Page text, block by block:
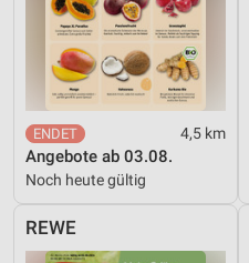
4,5 km
Angebote ab 03.08.
Noch heute gültig
REWE